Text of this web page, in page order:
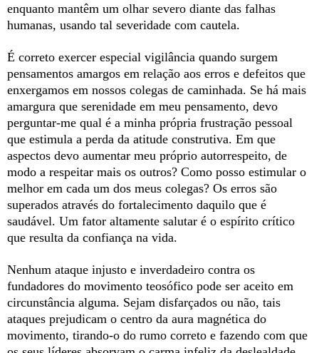
enquanto mantêm um olhar severo diante das falhas
humanas, usando tal severidade com cautela.
É correto exercer especial vigilância quando surgem
pensamentos amargos em relação aos erros e defeitos que
enxergamos em nossos colegas de caminhada. Se há mais
amargura que serenidade em meu pensamento, devo
perguntar-me qual é a minha própria frustração pessoal
que estimula a perda da atitude construtiva. Em que
aspectos devo aumentar meu próprio autorrespeito, de
modo a respeitar mais os outros? Como posso estimular o
melhor em cada um dos meus colegas? Os erros são
superados através do fortalecimento daquilo que é
saudável. Um fator altamente salutar é o espírito crítico
que resulta da confiança na vida.
Nenhum ataque injusto e inverdadeiro contra os
fundadores do movimento teosófico pode ser aceito em
circunstância alguma. Sejam disfarçados ou não, tais
ataques prejudicam o centro da aura magnética do
movimento, tirando-o do rumo correto e fazendo com que